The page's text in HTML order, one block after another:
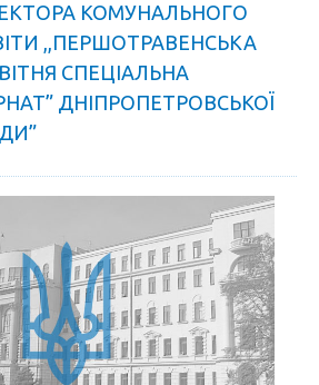
КОМУНАЛЬНОГО
,,ПЕРШОТРАВЕНСЬКА
СПЕЦІАЛЬНА
ДНІПРОПЕТРОВСЬКОЇ